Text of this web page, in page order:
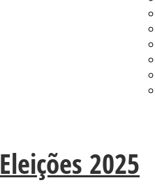
Eleições 2025